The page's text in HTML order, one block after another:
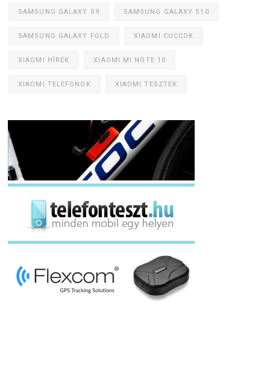
SAMSUNG GALAXY S9 SAMSUNG GALAXY S10
SAMSUNG GALAXY FOLD XIAOMI CUCCOK
XIAOMI HÍREK XIAOMI MI NOTE 10
XIAOMI TELEFONOK XIAOMI TESZTEK